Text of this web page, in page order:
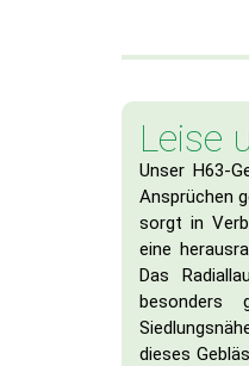
Leise
Unser H63-
Ansprüchen
sorgt in
eine
Das
besonders
dieses